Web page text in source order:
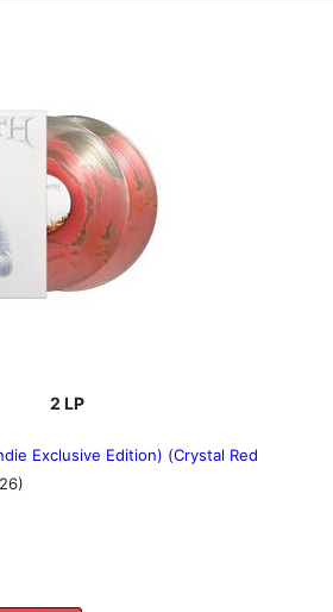
2 LP
Exclusive Edition) (Crystal Red